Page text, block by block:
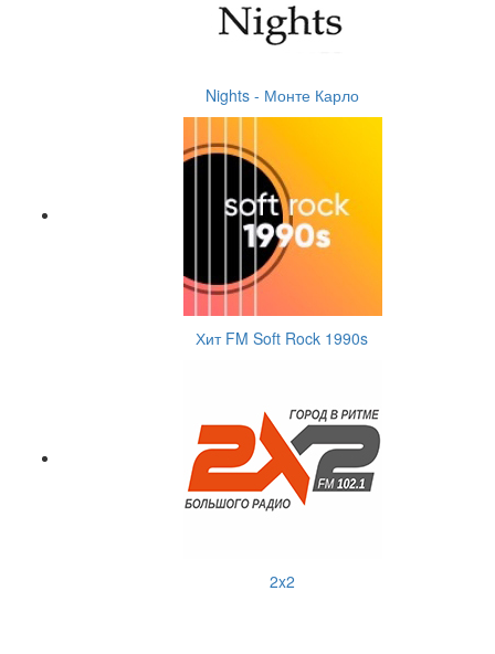
Nights - Монте Карло
Хит FM Soft Rock 1990s
2x2